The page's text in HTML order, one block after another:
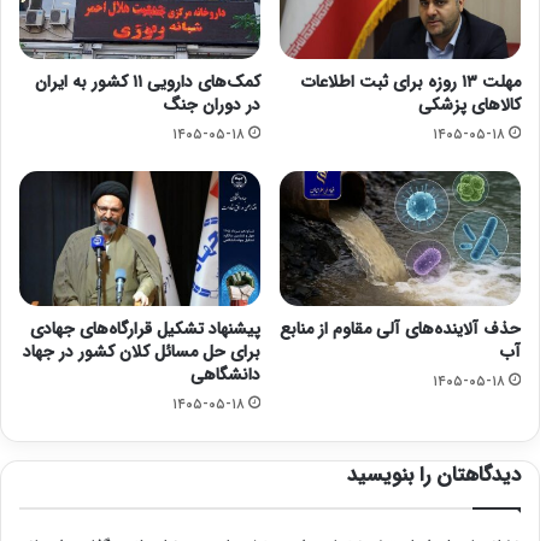
مهلت ۱۳ روزه برای ثبت اطلاعات
کالاهای پزشکی
۱۴۰۵-۰۵-۱۸
کمک‌های دارویی ۱۱ کشور به ایران
در دوران جنگ
۱۴۰۵-۰۵-۱۸
حذف آلاینده‌های آلی مقاوم از منابع
آب
۱۴۰۵-۰۵-۱۸
پیشنهاد تشکیل قرارگاه‌های جهادی
برای حل مسائل کلان کشور در جهاد
دانشگاهی
۱۴۰۵-۰۵-۱۸
دیدگاهتان را بنویسید